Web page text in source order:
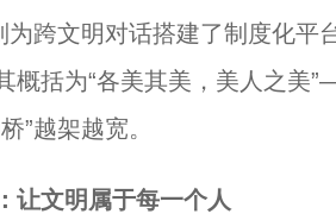
为跨文明对话搭建了制度化
概括为“各美其美，美人之
”越架越宽。
让文明属于每一个人